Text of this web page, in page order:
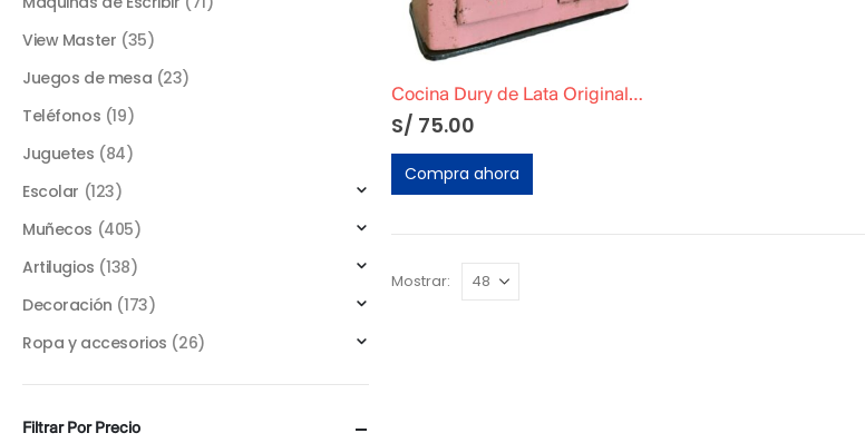
Cocina Dury de Lata Original Rosa
S/ 75.00
Compra ahora
Mostrar:
View Master (35)
Juegos de mesa (23)
Teléfonos (19)
Juguetes (84)
Escolar (123)
Muñecos (405)
Artilugios (138)
Decoración (173)
Ropa y accesorios (26)
Filtrar Por Precio